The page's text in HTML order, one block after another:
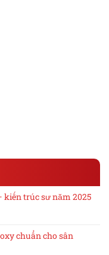
kiến trúc sư năm 2025
chuẩn cho sân